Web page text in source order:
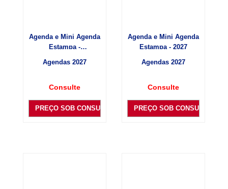
Agenda e Mini Agenda
Estampa -
Agendas 2027
Consulte
PREÇO SOB CONSULTA
Agenda e Mini Agenda
Estampa - 2027
Agendas 2027
Consulte
PREÇO SOB CONSULTA